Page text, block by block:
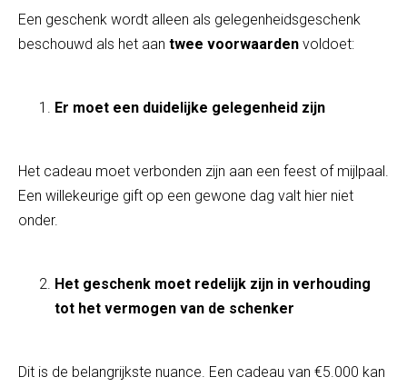
Een geschenk wordt alleen als gelegenheidsgeschenk
beschouwd als het aan twee voorwaarden voldoet:
Er moet een duidelijke gelegenheid zijn
Het cadeau moet verbonden zijn aan een feest of mijlpaal.
Een willekeurige gift op een gewone dag valt hier niet
onder.
Het geschenk moet redelijk zijn in verhouding
tot het vermogen van de schenker
Dit is de belangrijkste nuance. Een cadeau van €5.000 kan